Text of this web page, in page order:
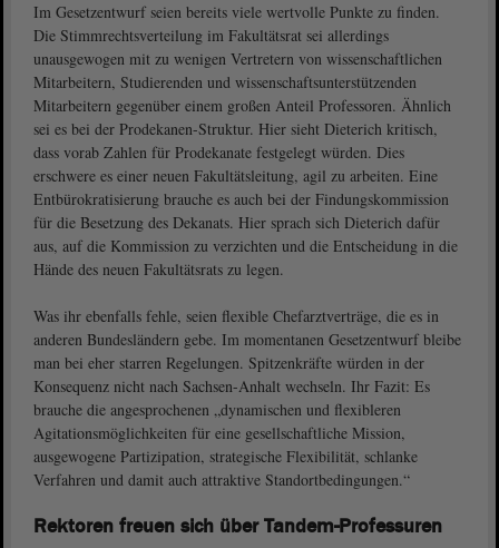
Im Gesetzentwurf seien bereits viele wertvolle Punkte zu finden.
Die Stimmrechtsverteilung im Fakultätsrat sei allerdings
unausgewogen mit zu wenigen Vertretern von wissenschaftlichen
Mitarbeitern, Studierenden und wissenschaftsunterstützenden
Mitarbeitern gegenüber einem großen Anteil Professoren. Ähnlich
sei es bei der Prodekanen-Struktur. Hier sieht Dieterich kritisch,
dass vorab Zahlen für Prodekanate festgelegt würden. Dies
erschwere es einer neuen Fakultätsleitung, agil zu arbeiten. Eine
Entbürokratisierung brauche es auch bei der Findungskommission
für die Besetzung des Dekanats. Hier sprach sich Dieterich dafür
aus, auf die Kommission zu verzichten und die Entscheidung in die
Hände des neuen Fakultätsrats zu legen.
Was ihr ebenfalls fehle, seien flexible Chefarztverträge, die es in
anderen Bundesländern gebe. Im momentanen Gesetzentwurf bleibe
man bei eher starren Regelungen. Spitzenkräfte würden in der
Konsequenz nicht nach Sachsen-Anhalt wechseln. Ihr Fazit: Es
brauche die angesprochenen „dynamischen und flexibleren
Agitationsmöglichkeiten für eine gesellschaftliche Mission,
ausgewogene Partizipation, strategische Flexibilität, schlanke
Verfahren und damit auch attraktive Standortbedingungen.“
Rektoren freuen sich über Tandem-Professuren